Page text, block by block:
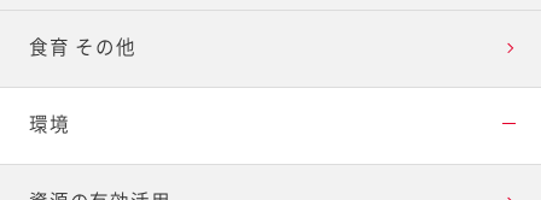
食育 その他
環境